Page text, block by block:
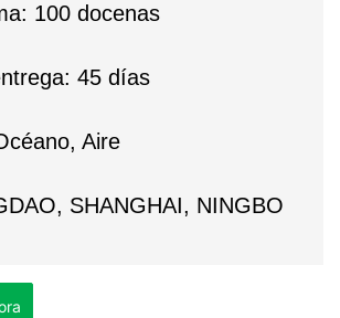
100 docenas
45 días
Aire
SHANGHAI, NINGBO